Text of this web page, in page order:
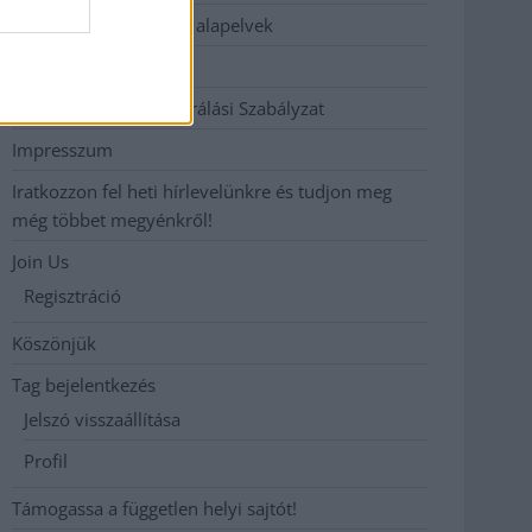
Etikai és függetlenségi alapelvek
Hozzászólási és Moderálási Szabályzat
Impresszum
Iratkozzon fel heti hírlevelünkre és tudjon meg
még többet megyénkről!
Join Us
Regisztráció
Köszönjük
Tag bejelentkezés
Jelszó visszaállítása
Profil
Támogassa a független helyi sajtót!